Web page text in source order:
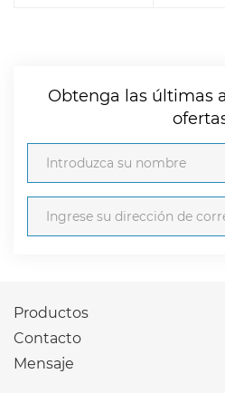
Obtenga las últimas
Productos
Contacto
Mensaje